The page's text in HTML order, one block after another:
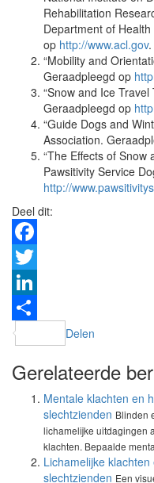
Rehabilitation
Department of
op http://www.acl.gov.
“Mobility and
Geraadpleegd op
“Snow and Ice
Geraadpleegd op
“Guide Dogs and
Association.
“The Effects of Snow
Pawsitivity Service
http://
Deel dit:
Facebook
Twitter
LinkedIn
Delen
Gerelateerde
Mentale klachten en
slechtzienden Blinden
lichamelijke uitdagingen
klachten. Bepaalde
Lichamelijke
slechtzienden Een